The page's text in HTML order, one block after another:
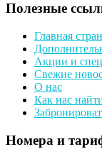
Полезные
Главная
Акции и
Свежие
О нас
Как нас
Номера и